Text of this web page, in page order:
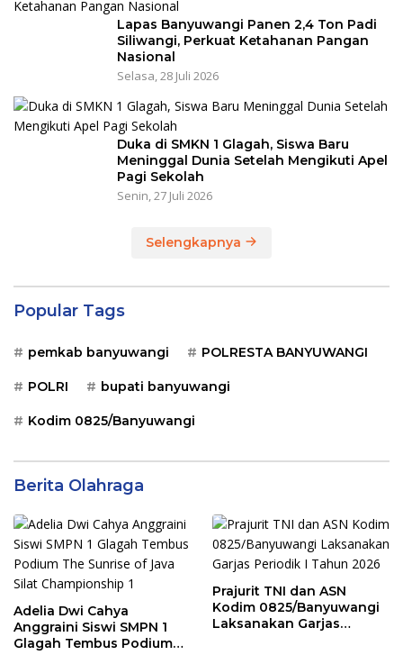
Lapas Banyuwangi Panen 2,4 Ton Padi
Siliwangi, Perkuat Ketahanan Pangan
Nasional
Selasa, 28 Juli 2026
Duka di SMKN 1 Glagah, Siswa Baru
Meninggal Dunia Setelah Mengikuti Apel
Pagi Sekolah
Senin, 27 Juli 2026
Selengkapnya
Popular Tags
pemkab banyuwangi POLRESTA BANYUWANGI
POLRI bupati banyuwangi
Kodim 0825/Banyuwangi
Berita Olahraga
Adelia Dwi Cahya
Anggraini Siswi SMPN 1
Glagah Tembus Podium
Prajurit TNI dan ASN
Kodim 0825/Banyuwangi
Laksanakan Garjas